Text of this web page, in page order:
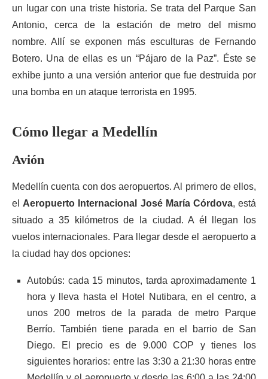
un lugar con una triste historia. Se trata del Parque San
Antonio, cerca de la estación de metro del mismo
nombre. Allí se exponen más esculturas de Fernando
Botero. Una de ellas es un “Pájaro de la Paz”. Éste se
exhibe junto a una versión anterior que fue destruida por
una bomba en un ataque terrorista en 1995.
Cómo llegar a Medellín
Avión
Medellín cuenta con dos aeropuertos. Al primero de ellos,
el Aeropuerto Internacional José María Córdova, está
situado a 35 kilómetros de la ciudad. A él llegan los
vuelos internacionales. Para llegar desde el aeropuerto a
la ciudad hay dos opciones:
Autobús: cada 15 minutos, tarda aproximadamente 1
hora y lleva hasta el Hotel Nutibara, en el centro, a
unos 200 metros de la parada de metro Parque
Berrío. También tiene parada en el barrio de San
Diego. El precio es de 9.000 COP y tienes los
siguientes horarios: entre las 3:30 a 21:30 horas entre